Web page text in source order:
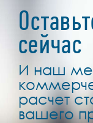
сейчас
И наш
расчет
вашего